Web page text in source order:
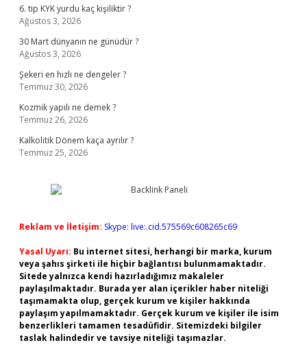
6. tip KYK yurdu kaç kişiliktir ?
Ağustos 3, 2026
30 Mart dünyanın ne günüdür ?
Ağustos 3, 2026
Şekeri en hızlı ne dengeler ?
Temmuz 30, 2026
Kozmik yapılı ne demek ?
Temmuz 26, 2026
Kalkolitik Dönem kaça ayrılır ?
Temmuz 25, 2026
Reklam ve İletişim: Skype: live:.cid.575569c608265c69
Yasal Uyarı: Bu internet sitesi, herhangi bir marka, kurum
veya şahıs şirketi ile hiçbir bağlantısı bulunmamaktadır.
Sitede yalnızca kendi hazırladığımız makaleler
paylaşılmaktadır. Burada yer alan içerikler haber niteliği
taşımamakta olup, gerçek kurum ve kişiler hakkında
paylaşım yapılmamaktadır. Gerçek kurum ve kişiler ile isim
benzerlikleri tamamen tesadüfidir. Sitemizdeki bilgiler
taslak halindedir ve tavsiye niteliği taşımazlar.